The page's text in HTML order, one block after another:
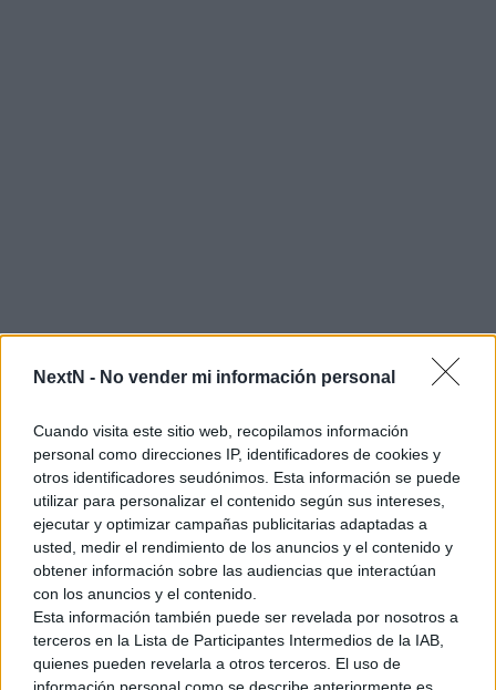
NextN - No vender mi información personal
Cuando visita este sitio web, recopilamos información
personal como direcciones IP, identificadores de cookies y
otros identificadores seudónimos. Esta información se puede
utilizar para personalizar el contenido según sus intereses,
ejecutar y optimizar campañas publicitarias adaptadas a
usted, medir el rendimiento de los anuncios y el contenido y
obtener información sobre las audiencias que interactúan
con los anuncios y el contenido.
Esta información también puede ser revelada por nosotros a
terceros en la Lista de Participantes Intermedios de la IAB,
quienes pueden revelarla a otros terceros. El uso de
información personal como se describe anteriormente es
Ver también
lanzamiento, tráiler y todas las
novedades
25 julio, 2026 0:04
Lista completa de todos los juegos de
lanzamiento de Nintendo Switch 2